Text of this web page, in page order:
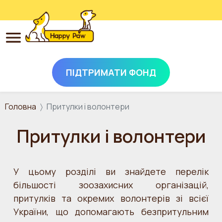
Перейти до основного вмісту
ПІДТРИМАТИ ФОНД
Головна Притулки і волонтери
Притулки і волонтери
У цьому розділі ви знайдете перелік
більшості зоозахисних організацій,
притулків та окремих волонтерів зі всієї
України, що допомагають безпритульним